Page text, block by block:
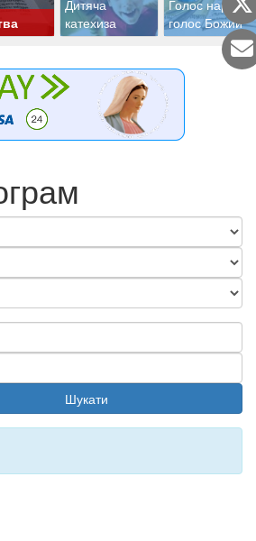
Дитяча
катехиза
Голос народу,
голос Божий
Шукати